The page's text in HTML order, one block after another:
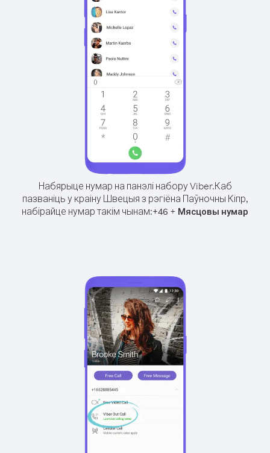
Набярыце нумар на панэлі набору Viber.Каб
пазваніць у краіну Швецыя з рэгіёна Паўночны Кіпр,
набірайце нумар такім чынам:+46 + Мясцовы нумар